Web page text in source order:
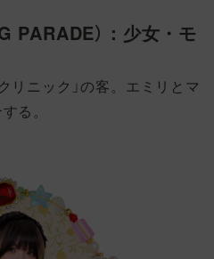
PARADE）：少女・モ
リニック」の客。エミリとマ
る。